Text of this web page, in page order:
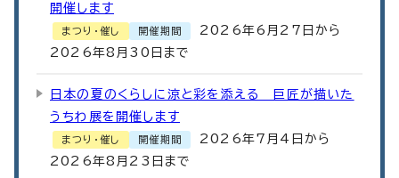
開催します
まつり・催し 開催期間
2026年6月27日から
2026年8月30日まで
日本の夏のくらしに涼と彩を添える 巨匠が描いた
うちわ展を開催します
まつり・催し 開催期間
2026年7月4日から
2026年8月23日まで